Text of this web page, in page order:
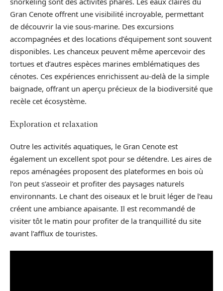
Gran Cenote offrent une visibilité incroyable, permettant
de découvrir la vie sous-marine. Des excursions
accompagnées et des locations d’équipement sont souvent
disponibles. Les chanceux peuvent même apercevoir des
tortues et d’autres espèces marines emblématiques des
cénotes. Ces expériences enrichissent au-delà de la simple
baignade, offrant un aperçu précieux de la biodiversité que
recèle cet écosystème.
Exploration et relaxation
Outre les activités aquatiques, le Gran Cenote est
également un excellent spot pour se détendre. Les aires de
repos aménagées proposent des plateformes en bois où
l’on peut s’asseoir et profiter des paysages naturels
environnants. Le chant des oiseaux et le bruit léger de l’eau
créent une ambiance apaisante. Il est recommandé de
visiter tôt le matin pour profiter de la tranquillité du site
avant l’afflux de touristes.